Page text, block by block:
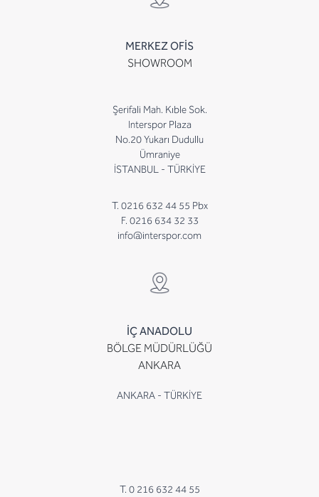
MERKEZ OFİS
SHOWROOM
Şerifali Mah. Kıble Sok.
Interspor Plaza
No.20 Yukarı Dudullu
Ümraniye
İSTANBUL - TÜRKİYE
T. 0216 632 44 55 Pbx
F. 0216 634 32 33
info@interspor.com
İÇ ANADOLU
BÖLGE MÜDÜRLÜĞÜ
ANKARA
ANKARA - TÜRKİYE
T. 0 216 632 44 55